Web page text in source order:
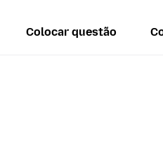
Colocar questão